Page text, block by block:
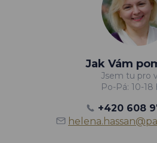
Jak Vám
Jsem tu pro
Po-Pá: 10-18
+420 608